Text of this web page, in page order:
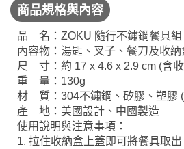
商品規格與內容
品 名：ZOKU 隨行不鏽鋼餐具組
內容物：湯匙、叉子、餐刀及收納
尺 寸：約 17 x 4.6 x 2.9 cm (含
重 量：130g
材 質：304不鏽鋼、矽膠、塑膠
產 地：美國設計、中國製造
使用說明與注意事項：
1. 拉住收納盒上蓋即可將餐具取